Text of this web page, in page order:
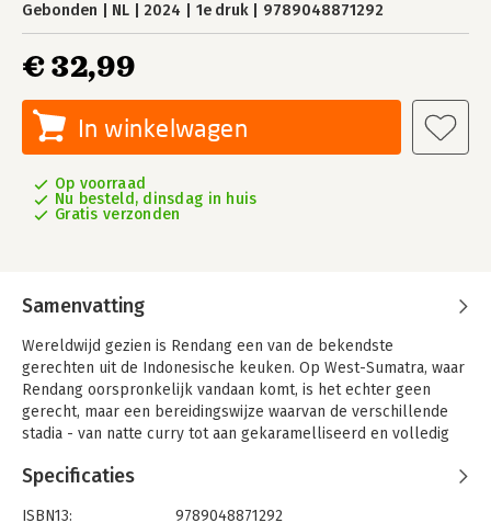
Gebonden NL 2024 1e druk 9789048871292
€ 32,99
In winkelwagen
Op voorraad
Nu besteld, dinsdag in huis
Gratis verzonden
Samenvatting
Wereldwijd gezien is Rendang een van de bekendste
gerechten uit de Indonesische keuken. Op West-Sumatra, waar
Rendang oorspronkelijk vandaan komt, is het echter geen
gerecht, maar een bereidingswijze waarvan de verschillende
stadia - van natte curry tot aan gekaramelliseerd en volledig
Daarover gaat dit boek.
In Rendang vind je traditionele, regionale stoofgerechten zoals
Specificaties
ISBN13:
9789048871292